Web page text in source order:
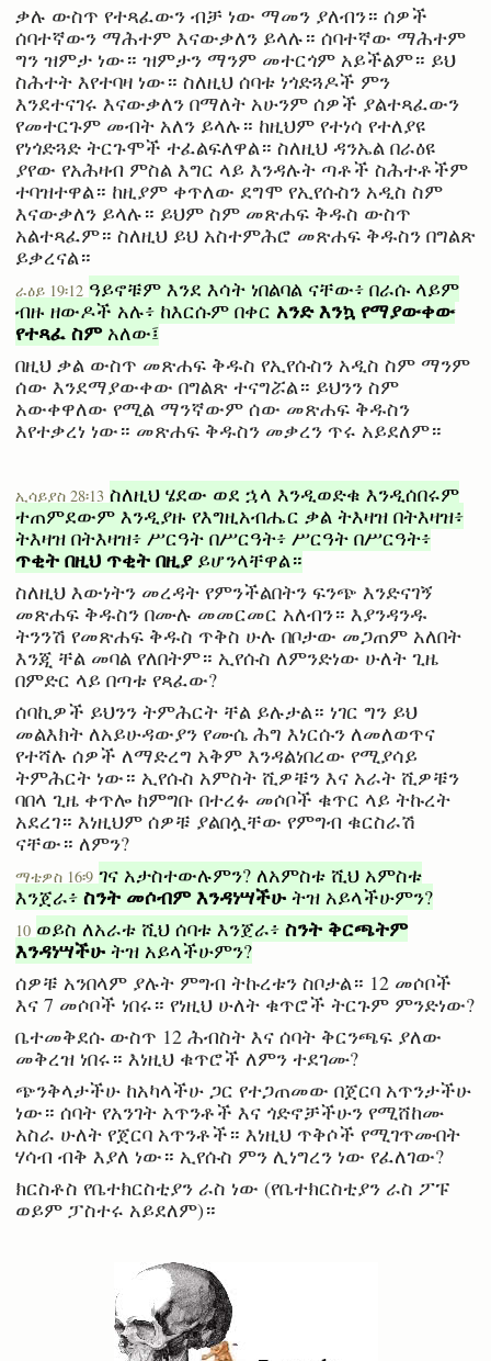
ቃሉ ውስጥ የተጻፈውን ብቻ ነው ማመን ያለብን። ሰዎች
ሰባተኛውን ማሕተም እናውቃለን ይላሉ። ሰባተኛው ማሕተም
ግን ዝምታ ነው። ዝምታን ማንም መተርጎም አይችልም። ይህ
ስሕተት እየተባዛ ነው። ስለዚህ ሰባቱ ነጎድጓዶች ምን
እንደተናገሩ እናውቃለን በማለት አሁንም ሰዎች ያልተጻፈውን
የመተርጉም መብት አለን ይላሉ። ከዚህም የተነሳ የተለያዩ
የነጎድጓድ ትርጉሞች ተፈልፍለዋል። ስለዚህ ዳንኤል በራዕዩ
ያየው የአሕዛብ ምስል እግር ላይ እንዳሉት ጣቶች ስሕተቶችም
ተባዝተዋል። ከዚያም ቀጥለው ደግሞ የኢየሱስን አዲስ ስም
እናውቃለን ይላሉ። ይህም ስም መጽሐፍ ቅዱስ ውስጥ
አልተጻፈም። ስለዚህ ይህ አስተምሕሮ መጽሐፍ ቅዱስን በግልጽ
ይቃረናል።
ራዕይ 19፡12 ዓይኖቹም እንደ እሳት ነበልባል ናቸው፥ በራሱ ላይም
ብዙ ዘውዶች አሉ፥ ከእርሱም በቀር አንድ እንኳ የማያውቀው
የተጻፈ ስምአለው፤
በዚህ ቃል ውስጥ መጽሐፍ ቅዱስ የኢየሱስን አዲስ ስም ማንም
ሰው እንደማያውቀው በግልጽ ተናግሯል። ይህንን ስም
አውቀዋለው የሚል ማንኛውም ሰው መጽሐፍ ቅዱስን
እየተቃረነ ነው። መጽሐፍ ቅዱስን መቃረን ጥሩ አይደለም።
ኢሳይያስ 28፡13 ስለዚህ ሄደው ወደ ኋላ እንዲወድቁ እንዲሰበሩም
ተጠምደውም እንዲያዙ የእግዚአብሔር ቃል ትእዛዝ በትእዛዝ፥
ትእዛዝ በትእዛዝ፥ ሥርዓት በሥርዓት፥ ሥርዓት በሥርዓት፥
ጥቂት በዚህ ጥቂት በዚያይሆንላቸዋል።
ስለዚህ እውነትን መረዳት የምንችልበትን ፍንጭ እንድናገኝ
መጽሐፍ ቅዱስን በሙሉ መመርመር አለብን። እያንዳንዱ
ትንንሽ የመጽሐፍ ቅዱስ ጥቅስ ሁሉ በቦታው መጋጠም አለበት
እንጂ ቸል መባል የለበትም። ኢየሱስ ለምንድነው ሁለት ጊዜ
በምድር ላይ በጣቱ የጻፈው?
ሰባኪዎች ይህንን ትምሕርት ቸል ይሉታል። ነገር ግን ይህ
መልእክት ለአይሁዳውያን የሙሴ ሕግ እነርሱን ለመለወጥና
የተሻሉ ሰዎች ለማድረግ አቅም እንዳልነበረው የሚያሳይ
ትምሕርት ነው። ኢየሱስ አምስት ሺዎቹን እና አራት ሺዎቹን
ባበላ ጊዜ ቀጥሎ ከምግቡ በተረፉ መሶቦች ቁጥር ላይ ትኩረት
አደረገ። እነዚህም ሰዎቹ ያልበሏቸው የምግብ ቁርስራሽ
ናቸው። ለምን?
ማቴዎስ 16፡9 ገና አታስተውሉምን? ለአምስቱ ሺህ አምስቱ
እንጀራ፥ ስንት መሶብም እንዳነሣችሁ ትዝ አይላችሁምን?
10 ወይስ ለአራቱ ሺህ ሰባቱ እንጀራ፥ ስንት ቅርጫትም
እንዳነሣችሁ ትዝ አይላችሁምን?
ሰዎቹ አንበላም ያሉት ምግብ ትኩረቱን ስቦታል። 12 መሶቦች
እና 7 መሶቦች ነበሩ። የነዚህ ሁለት ቁጥሮች ትርጉም ምንድነው?
ቤተመቅደሱ ውስጥ 12 ሕብስት እና ሰባት ቅርንጫፍ ያለው
መቅረዝ ነበሩ። እነዚህ ቁጥሮች ለምን ተደገሙ?
ጭንቅላታችሁ ከአካላችሁ ጋር የተጋጠመው በጀርባ አጥንታችሁ
ነው። ሰባት የአንገት አጥንቶች እና ጎድኖቻችሁን የሚሸከሙ
አስራ ሁለት የጀርባ አጥንቶች። እነዚህ ጥቅሶች የሚገጥሙበት
ሃሳብ ብቅ እያለ ነው። ኢየሱስ ምን ሊነግረን ነው የፈለገው?
ክርስቶስ የቤተክርስቲያን ራስ ነው (የቤተክርስቲያን ራስ ፖፑ
ወይም ፓስተሩ አይደለም)።